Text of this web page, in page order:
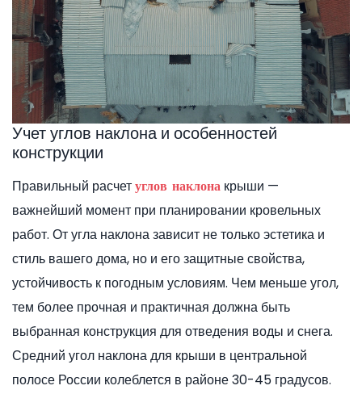
Учет углов наклона и особенностей
конструкции
Правильный расчетуглов наклона крыши —
важнейший момент при планировании кровельных
работ. От угла наклона зависит не только эстетика и
стиль вашего дома, но и его защитные свойства,
устойчивость к погодным условиям. Чем меньше угол,
тем более прочная и практичная должна быть
выбранная конструкция для отведения воды и снега.
Средний угол наклона для крыши в центральной
полосе России колеблется в районе 30-45 градусов.